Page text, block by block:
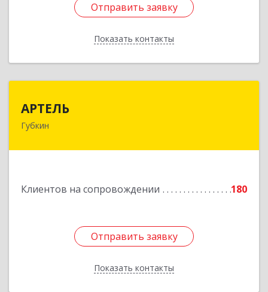
Отправить заявку
Показать контакты
Отправить заявку
Назад
АРТЕЛЬ
Губкин
Клиентов на сопровождении 180
Отправить заявку
Показать контакты
309181, Белгородская обл, Губкинский р-н,
Отправить заявку
Назад